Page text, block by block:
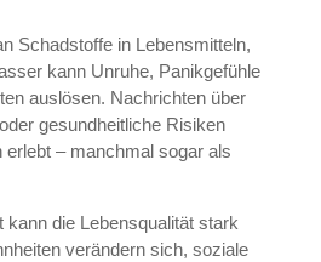
Schadstoffe in Lebensmitteln,
kann Unruhe, Panikgefühle
auslösen. Nachrichten über
gesundheitliche Risiken
erlebt – manchmal sogar als
kann die Lebensqualität stark
verändern sich, soziale